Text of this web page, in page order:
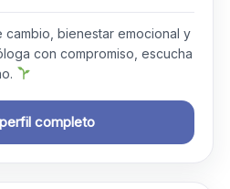
bienestar emocional y
con compromiso, escucha
completo